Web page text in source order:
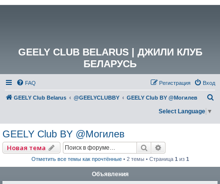
GEELY CLUB BELARUS | ДЖИЛИ КЛУБ
БЕЛАРУСЬ
FAQ Вход
Регистрация
GEELY Club Belarus @GEELYCLUBBY GEELY Club BY @Могилев
Select Language ▼
GEELY Club BY @Могилев
Новая тема Поиск
Отметить все темы как прочтённые• 2 темы • Страница 1 из 1
Объявления